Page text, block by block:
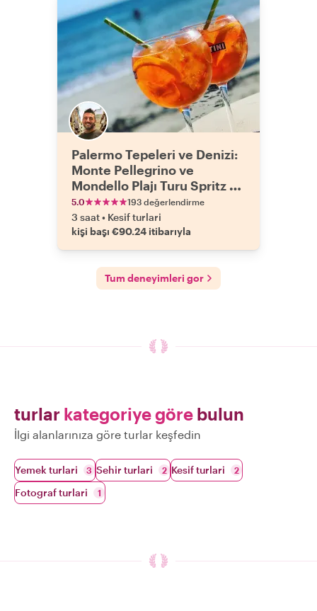
Palermo Tepeleri ve Denizi:
Monte Pellegrino ve
Mondello Plajı Turu Spritz ve
Yemek
5.0 193 değerlendirme
3 saat• Kesif turlari
kişi başı €90.24 itibarıyla
Tum deneyimleri gor
turlar kategoriye göre bulun
İlgi alanlarınıza göre turlar keşfedin
Yemek turlari 3 Sehir turlari 2 Kesif turlari 2
Fotograf turlari 1